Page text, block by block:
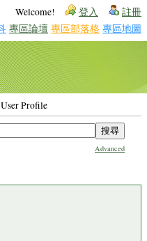
Welcome! 登入 註冊
專區論壇 專區部落格 專區地圖
Profile
Advanced